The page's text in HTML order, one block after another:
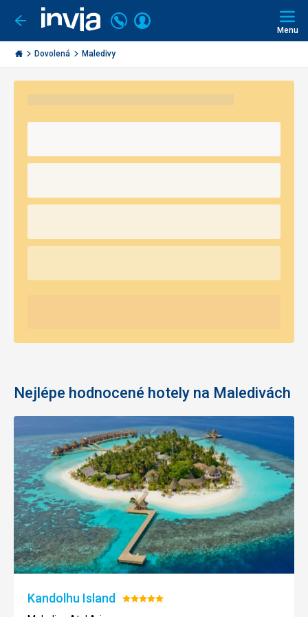
Jít
zpět
Invia.cz
Volejte
226
000
Přihlásit
Menu
Dovolená Maledivy
Nejlépe hodnocené hotely na Maledivách
Kandolhu Island Hodnocení: